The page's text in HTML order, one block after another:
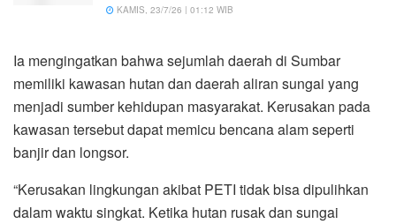
KAMIS, 23/7/26 | 01:12 WIB
Ia mengingatkan bahwa sejumlah daerah di Sumbar
memiliki kawasan hutan dan daerah aliran sungai yang
menjadi sumber kehidupan masyarakat. Kerusakan pada
kawasan tersebut dapat memicu bencana alam seperti
banjir dan longsor.
“Kerusakan lingkungan akibat PETI tidak bisa dipulihkan
dalam waktu singkat. Ketika hutan rusak dan sungai